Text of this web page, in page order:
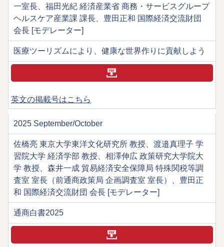
一室長、福田光紀 経済産業省 商務・サービスグループ
ヘルスケア産業課 課長、豊田正和 国際経済交流財団
会長 [モデレーター]
医療ツーリズムにより、健康な世界作りに貢献しよう
英文の掲載号はこちら
2025 September/October
佐橋亮 東京大学東洋文化研究所 教授、渡邉真理子 学
習院大学 経済学部 教授、相澤伸広 政策研究大学院大
学 教授、森井一成 貿易経済安全保障局 特殊関税等調
査室 室長（前通商政策局 企画調査室 室長）、豊田正
和 国際経済交流財団 会長 [モデレーター]
通商白書2025